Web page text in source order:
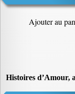
Ajouter au
Histoires d’Amour,